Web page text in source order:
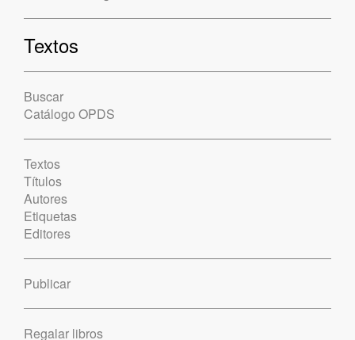
Textos
Buscar
Catálogo OPDS
Textos
Títulos
Autores
Etiquetas
Editores
Publicar
Regalar libros